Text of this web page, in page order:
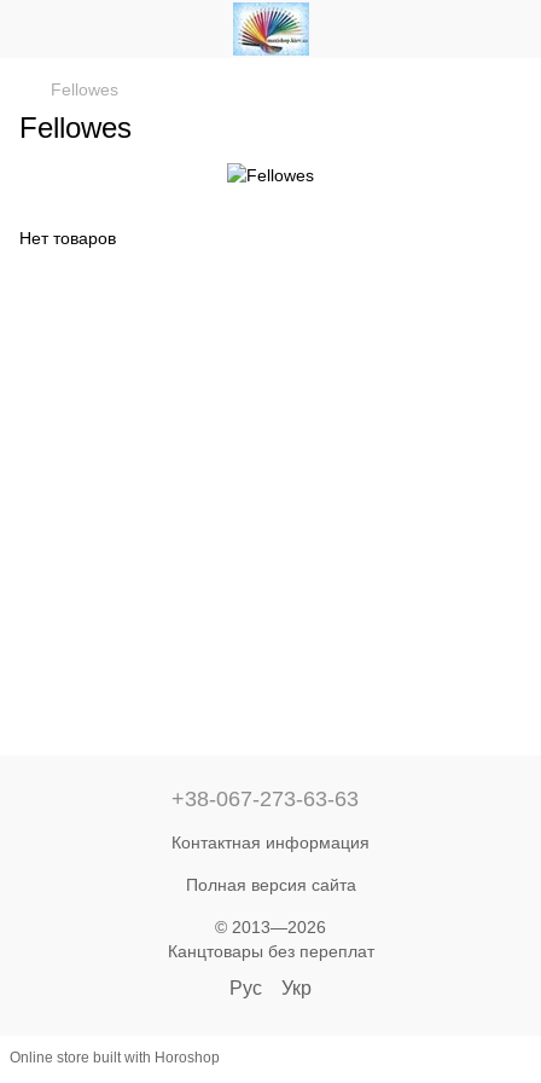
Fellowes
Fellowes
Нет товаров
+38-067-273-63-63
Контактная информация
Полная версия сайта
© 2013—2026
Канцтовары без переплат‎
Рус Укр
Online store built with Horoshop